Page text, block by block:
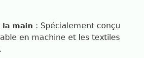
la main : Spécialement conçu
en machine et les textiles